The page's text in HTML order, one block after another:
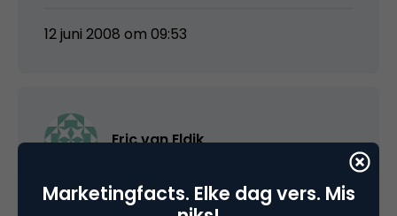
12 juni 2008 om 09:53
Eric van Eldik
Toen ik dit artikel begon te lezen, hoopte ik
Marketingfacts. Elke dag vers. Mis